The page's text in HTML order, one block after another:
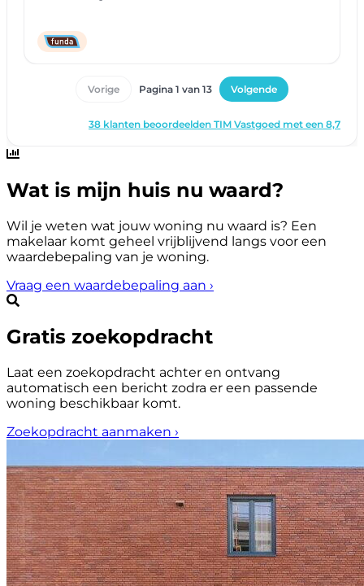
Wat is mijn huis nu waard?
Wil je weten wat jouw woning nu waard is? Een
makelaar komt geheel vrijblijvend langs voor een
waardebepaling van je woning.
Vraag een waardebepaling aan ›
Gratis zoekopdracht
Laat een zoekopdracht achter en ontvang
automatisch een bericht zodra er een passende
woning beschikbaar komt.
Zoekopdracht aanmaken ›